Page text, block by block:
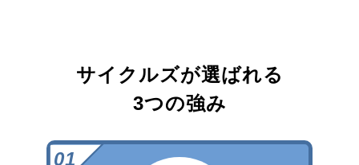
サイクルズが選ばれる
3つの強み